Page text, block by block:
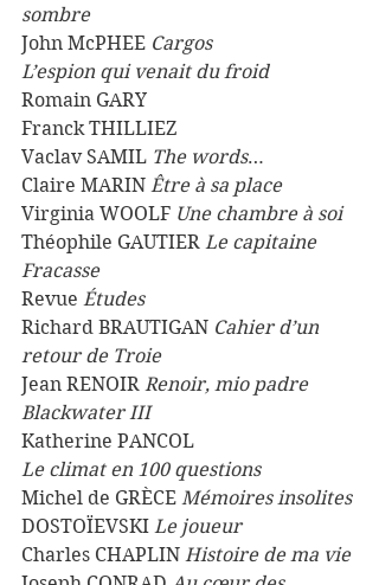
sombre
John McPHEE Cargos
L’espion qui venait du froid
Romain GARY
Franck THILLIEZ
Vaclav SAMIL The words…
Claire MARIN Être à sa place
Virginia WOOLF Une chambre à soi
Théophile GAUTIER Le capitaine
Fracasse
Revue Études
Richard BRAUTIGAN Cahier d’un
retour de Troie
Jean RENOIR Renoir, mio padre
Blackwater III
Katherine PANCOL
Le climat en 100 questions
Michel de GRÈCE Mémoires insolites
DOSTOÏEVSKI Le joueur
Charles CHAPLIN Histoire de ma vie